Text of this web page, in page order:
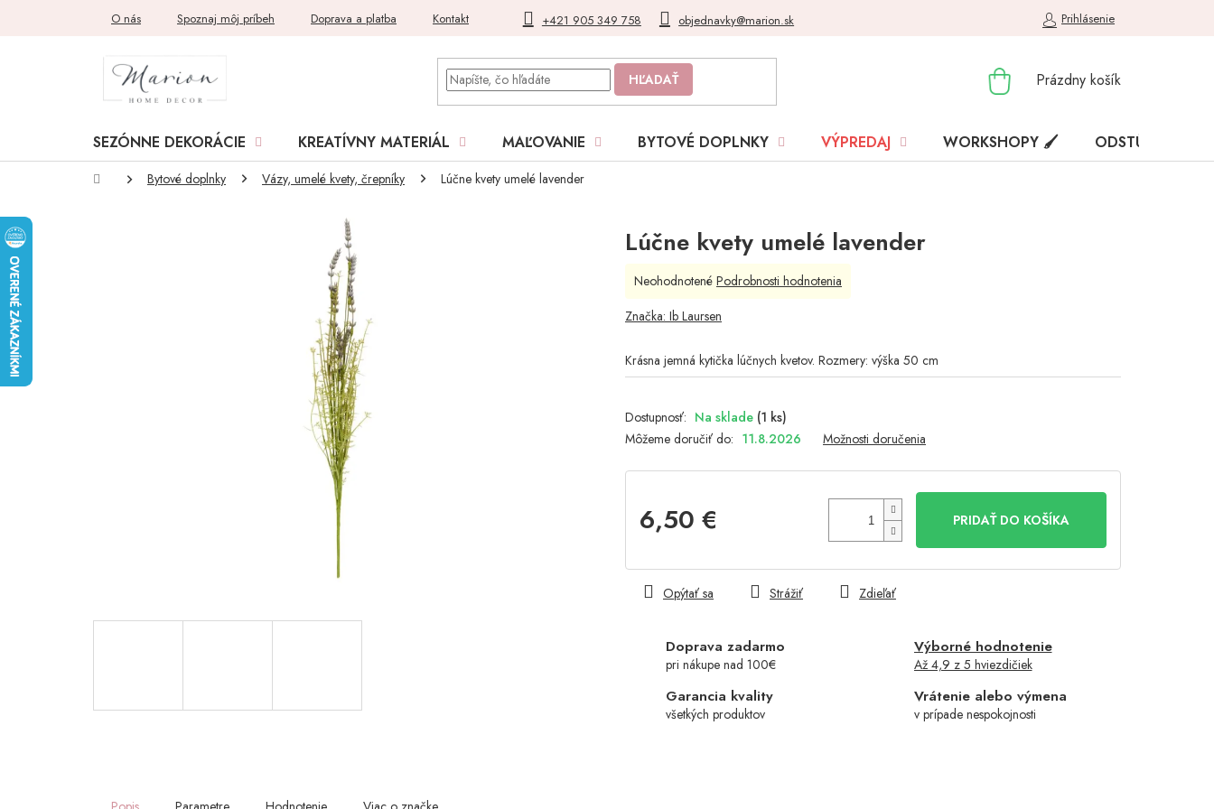
+421 905 349 758 objednavky@marion.sk
O nás Spoznaj môj príbeh Doprava a platba Kontakt Blog Moja objednávka Prihlásenie
HĽADAŤ
NÁKUPNÝ
Prázdny košík
SEZÓNNE DEKORÁCIE KREATÍVNY MATERIÁL MAĽOVANIE BYTOVÉ DOPLNKY VÝPREDAJ WORKSHOPY 🖌️ ODSTÚPENIE
DomovBytové doplnky Vázy, umelé kvety, črepníky Lúčne kvety umelé lavender
Lúčne kvety umelé lavender
Na sklade (1 ks)
Môžeme doručiť do: 11.8.2026 Možnosti doručenia
6,50 €
cena:
PRIDAŤ DO KOŠÍKA
Doprava zadarmo
pri nákupe nad 100€
Výborné hodnotenie
Až 4,9 z 5 hviezdičiek
Garancia kvality
všetkých produktov
Vrátenie alebo výmena
v prípade nespokojnosti
Krásna jemná kytička lúčnych kvetov. Rozmery: výška 50 cm
Opýtať sa Strážiť Zdieľať
Priemerné
produktu
z
5
Neohodnotené Podrobnosti hodnotenia
Značka: Ib Laursen